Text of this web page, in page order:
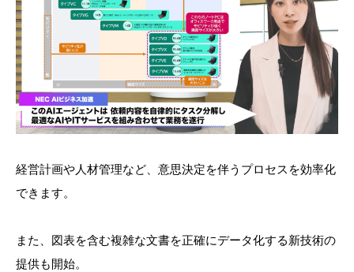
経営計画や人材管理など、意思決定を伴うプロセスを効率化
できます。
また、図表を含む複雑な文書を正確にデータ化する新技術の
提供も開始。